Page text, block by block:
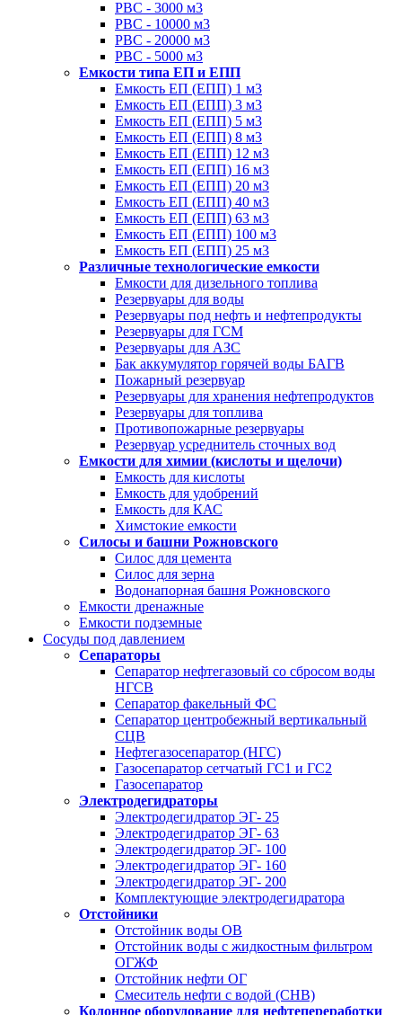
РВС - 3000 м3
РВС - 10000 м3
РВС - 20000 м3
РВС - 5000 м3
Емкости типа ЕП и ЕПП
Емкость ЕП (ЕПП) 1 м3
Емкость ЕП (ЕПП) 3 м3
Емкость ЕП (ЕПП) 5 м3
Емкость ЕП (ЕПП) 8 м3
Емкость ЕП (ЕПП) 12 м3
Емкость ЕП (ЕПП) 16 м3
Емкость ЕП (ЕПП) 20 м3
Емкость ЕП (ЕПП) 40 м3
Емкость ЕП (ЕПП) 63 м3
Емкость ЕП (ЕПП) 100 м3
Емкость ЕП (ЕПП) 25 м3
Различные технологические емкости
Емкости для дизельного топлива
Резервуары для воды
Резервуары под нефть и нефтепродукты
Резервуары для ГСМ
Резервуары для АЗС
Бак аккумулятор горячей воды БАГВ
Пожарный резервуар
Резервуары для хранения нефтепродуктов
Резервуары для топлива
Противопожарные резервуары
Резервуар усреднитель сточных вод
Емкости для химии (кислоты и щелочи)
Емкость для кислоты
Емкость для удобрений
Емкость для КАС
Химстокие емкости
Силосы и башни Рожновского
Силос для цемента
Силос для зерна
Водонапорная башня Рожновского
Емкости дренажные
Емкости подземные
Сосуды под давлением
Сепараторы
Сепаратор нефтегазовый со сбросом воды
НГСВ
Сепаратор факельный ФС
Сепаратор центробежный вертикальный
СЦВ
Нефтегазосепаратор (НГС)
Газосепаратор сетчатый ГС1 и ГС2
Газосепаратор
Электродегидраторы
Электродегидратор ЭГ- 25
Электродегидратор ЭГ- 63
Электродегидратор ЭГ- 100
Электродегидратор ЭГ- 160
Электродегидратор ЭГ- 200
Комплектующие электродегидратора
Отстойники
Отстойник воды ОВ
Отстойник воды с жидкостным фильтром
ОГЖФ
Отстойник нефти ОГ
Смеситель нефти с водой (СНВ)
Колонное оборудование для нефтепереработки